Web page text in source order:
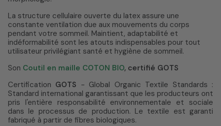
La structure cellulaire ouverte du latex assure une
constante ventilation due aux mouvements du corps
pendant votre sommeil. Maintient, adaptabilité et
indéformabilité sont les atouts indispensables pour tout
utilisateur privilégiant santé et hygiène de sommeil.
Son Coutil en maille COTON BIO, certifié GOTS
Certification GOTS - Global Organic Textile Standards :
Standard international garantissant que les producteurs ont
pris l'entière responsabilité environnementale et sociale
dans le processus de production. Le textile est garanti
fabriqué à partir de fibres biologiques.